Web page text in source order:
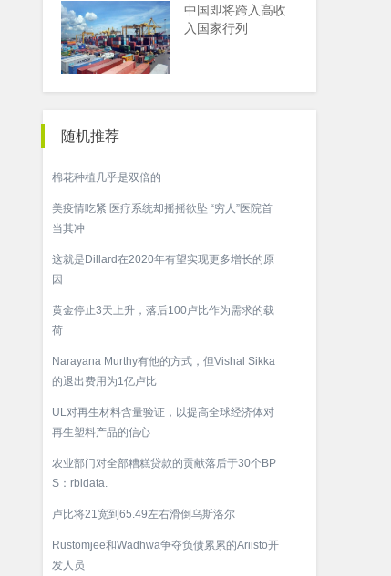
中国即将跨入高收
入国家行列
随机推荐
棉花种植几乎是双倍的
美疫情吃紧 医疗系统却摇摇欲坠 “穷人”医院首
当其冲
这就是Dillard在2020年有望实现更多增长的原
因
黄金停止3天上升，落后100卢比作为需求的载
荷
Narayana Murthy有他的方式，但Vishal Sikka
的退出费用为1亿卢比
UL对再生材料含量验证，以提高全球经济体对
再生塑料产品的信心
农业部门对全部糟糕贷款的贡献落后于30个BP
S：rbidata.
卢比将21宽到65.49左右滑倒乌斯洛尔
Rustomjee和Wadhwa争夺负债累累的Ariisto开
发人员